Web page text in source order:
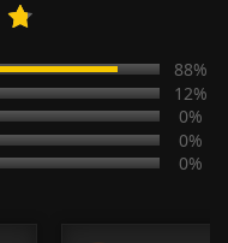
88%
12%
0%
0%
0%